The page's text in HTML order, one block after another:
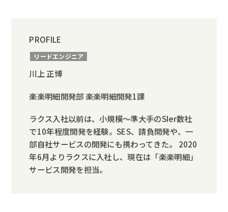
PROFILE
リードエンジニア
川上 正博
楽楽明細開発部 楽楽明細開発1課
ラクス入社以前は、小規模～準大手のSIer数社
で10年程度開発を経験。SES、請負開発や、一
部自社サービスの開発にも携わってきた。 2020
年6月よりラクスに入社し、現在は「楽楽明細」
サービス開発を担当。